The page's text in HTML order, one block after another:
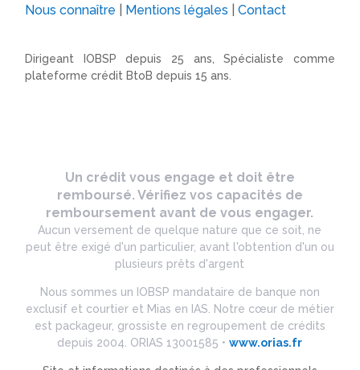
Nous connaître Mentions légales |Contact
Dirigeant IOBSP depuis 25 ans, Spécialiste comme
plateforme crédit BtoB depuis 15 ans.
Un crédit vous engage et doit être
remboursé. Vérifiez vos capacités de
remboursement avant de vous engager.
Aucun versement de quelque nature que ce soit, ne
peut être exigé d'un particulier, avant l'obtention d'un ou
plusieurs prêts d'argent
Nous sommes un IOBSP mandataire de banque non
exclusif et courtier et Mias en IAS. Notre cœur de métier
est packageur, grossiste en regroupement de crédits
depuis 2004. ORIAS 13001585 •www.orias.fr